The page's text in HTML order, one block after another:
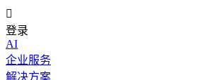

登录
AI
企业服务
解决方案